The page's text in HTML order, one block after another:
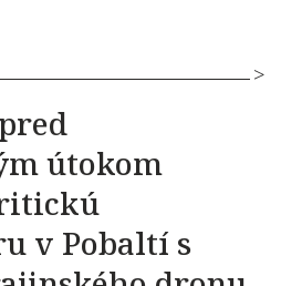
útokom
v Pobaltí s